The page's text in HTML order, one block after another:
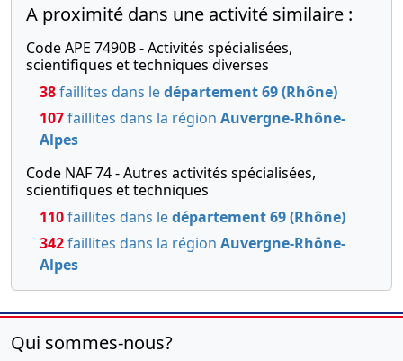
A proximité dans une activité similaire :
Code APE 7490B - Activités spécialisées,
scientifiques et techniques diverses
38faillites dans ledépartement 69 (Rhône)
107faillites dans la région Auvergne-Rhône-
Alpes
Code NAF 74 - Autres activités spécialisées,
scientifiques et techniques
110faillites dans ledépartement 69 (Rhône)
342faillites dans la région Auvergne-Rhône-
Alpes
Qui sommes-nous?